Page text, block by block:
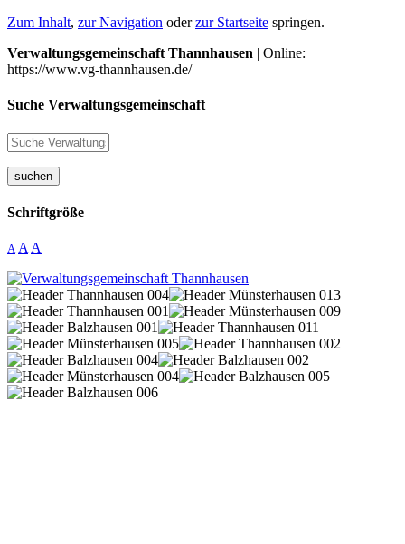
Zum Inhalt, zur Navigation oderzur Startseite springen.
Verwaltungsgemeinschaft Thannhausen | Online:
https://www.vg-thannhausen.de/
Suche Verwaltungsgemeinschaft
suchen
Schriftgröße
A A A